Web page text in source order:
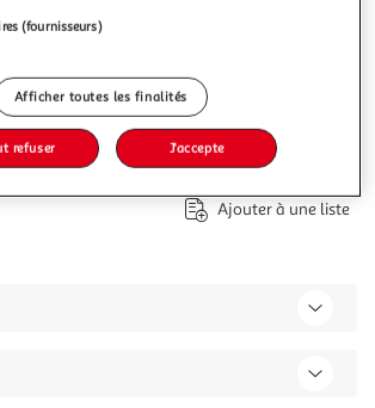
dès 35€
Usine
Ajouter au panier
Ajouter à une liste
(fournisseurs)
Afficher toutes les finalités
refuser J'accepte